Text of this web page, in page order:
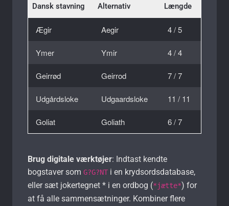
Dansk stavning Alternativ Længde
Ægir Aegir 4 / 5
Ymer Ymir 4 / 4
Geirrød Geirrod 7 / 7
Udgårdsloke Udgaardsloke 11 / 11
Goliat Goliath 6 / 7
Brug digitale værktøjer: Indtast kendte
bogstaver som G?G?NT i en krydsords­database,
eller sæt jokertegnet * i en ordbog (*jætte*) for
at få alle sammensætninger. Kombiner flere